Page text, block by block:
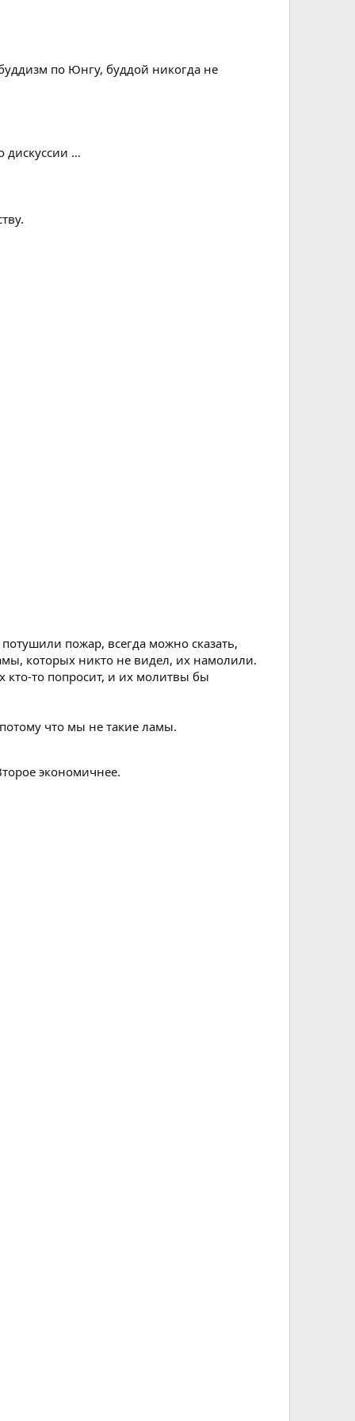
по Юнгу, буддой никогда не
дискуссии …
пожар, всегда можно сказать,
которых никто не видел, их намолили.
то попросит, и их молитвы бы
что мы не такие ламы.
экономичнее.